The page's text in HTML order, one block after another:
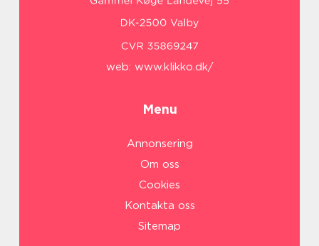
web: www.klikko.dk/
Menu
Annonsering
Om oss
Cookies
Kontakta oss
Sitemap